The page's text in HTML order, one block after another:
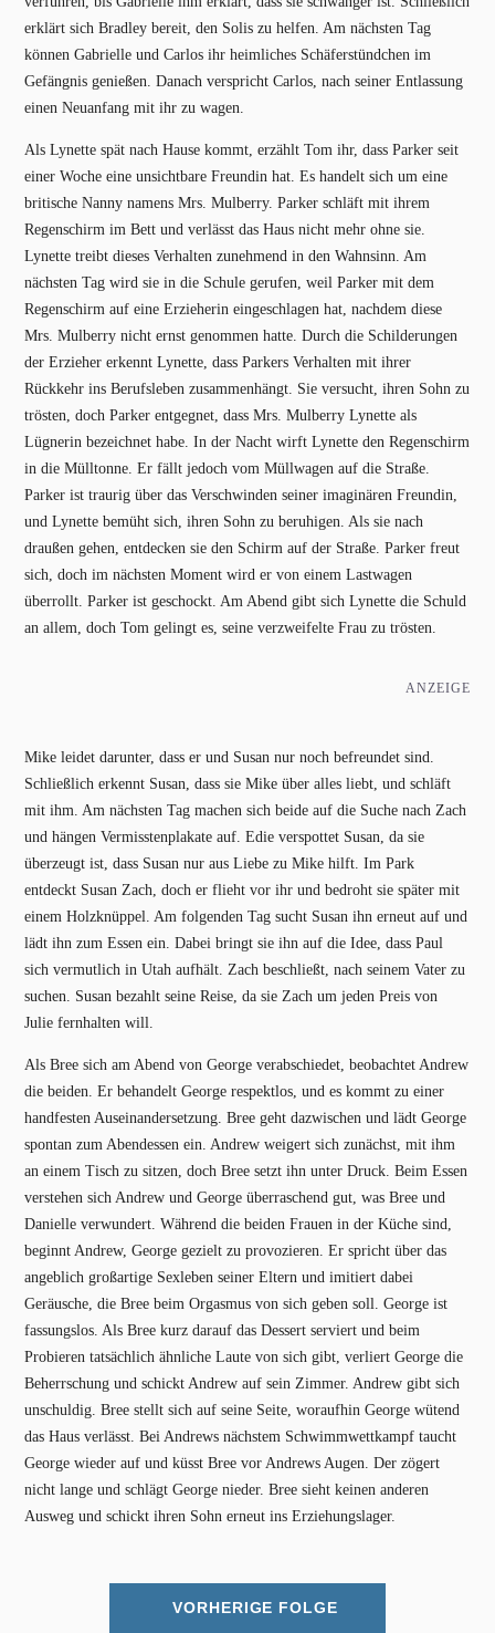
erklärt sich Bradley bereit, den Solis zu helfen. Am nächsten Tag
können Gabrielle und Carlos ihr heimliches Schäferstündchen im
Gefängnis genießen. Danach verspricht Carlos, nach seiner Entlassung
einen Neuanfang mit ihr zu wagen.
Als Lynette spät nach Hause kommt, erzählt Tom ihr, dass Parker seit
einer Woche eine unsichtbare Freundin hat. Es handelt sich um eine
britische Nanny namens Mrs. Mulberry. Parker schläft mit ihrem
Regenschirm im Bett und verlässt das Haus nicht mehr ohne sie.
Lynette treibt dieses Verhalten zunehmend in den Wahnsinn. Am
nächsten Tag wird sie in die Schule gerufen, weil Parker mit dem
Regenschirm auf eine Erzieherin eingeschlagen hat, nachdem diese
Mrs. Mulberry nicht ernst genommen hatte. Durch die Schilderungen
der Erzieher erkennt Lynette, dass Parkers Verhalten mit ihrer
Rückkehr ins Berufsleben zusammenhängt. Sie versucht, ihren Sohn zu
trösten, doch Parker entgegnet, dass Mrs. Mulberry Lynette als
Lügnerin bezeichnet habe. In der Nacht wirft Lynette den Regenschirm
in die Mülltonne. Er fällt jedoch vom Müllwagen auf die Straße.
Parker ist traurig über das Verschwinden seiner imaginären Freundin,
und Lynette bemüht sich, ihren Sohn zu beruhigen. Als sie nach
draußen gehen, entdecken sie den Schirm auf der Straße. Parker freut
sich, doch im nächsten Moment wird er von einem Lastwagen
überrollt. Parker ist geschockt. Am Abend gibt sich Lynette die Schuld
an allem, doch Tom gelingt es, seine verzweifelte Frau zu trösten.
ANZEIGE
Mike leidet darunter, dass er und Susan nur noch befreundet sind.
Schließlich erkennt Susan, dass sie Mike über alles liebt, und schläft
mit ihm. Am nächsten Tag machen sich beide auf die Suche nach Zach
und hängen Vermisstenplakate auf. Edie verspottet Susan, da sie
überzeugt ist, dass Susan nur aus Liebe zu Mike hilft. Im Park
entdeckt Susan Zach, doch er flieht vor ihr und bedroht sie später mit
einem Holzknüppel. Am folgenden Tag sucht Susan ihn erneut auf und
lädt ihn zum Essen ein. Dabei bringt sie ihn auf die Idee, dass Paul
sich vermutlich in Utah aufhält. Zach beschließt, nach seinem Vater zu
suchen. Susan bezahlt seine Reise, da sie Zach um jeden Preis von
Julie fernhalten will.
Als Bree sich am Abend von George verabschiedet, beobachtet Andrew
die beiden. Er behandelt George respektlos, und es kommt zu einer
handfesten Auseinandersetzung. Bree geht dazwischen und lädt George
spontan zum Abendessen ein. Andrew weigert sich zunächst, mit ihm
an einem Tisch zu sitzen, doch Bree setzt ihn unter Druck. Beim Essen
verstehen sich Andrew und George überraschend gut, was Bree und
Danielle verwundert. Während die beiden Frauen in der Küche sind,
beginnt Andrew, George gezielt zu provozieren. Er spricht über das
angeblich großartige Sexleben seiner Eltern und imitiert dabei
Geräusche, die Bree beim Orgasmus von sich geben soll. George ist
fassungslos. Als Bree kurz darauf das Dessert serviert und beim
Probieren tatsächlich ähnliche Laute von sich gibt, verliert George die
Beherrschung und schickt Andrew auf sein Zimmer. Andrew gibt sich
unschuldig. Bree stellt sich auf seine Seite, woraufhin George wütend
das Haus verlässt. Bei Andrews nächstem Schwimmwettkampf taucht
George wieder auf und küsst Bree vor Andrews Augen. Der zögert
nicht lange und schlägt George nieder. Bree sieht keinen anderen
Ausweg und schickt ihren Sohn erneut ins Erziehungslager.
VORHERIGE FOLGE